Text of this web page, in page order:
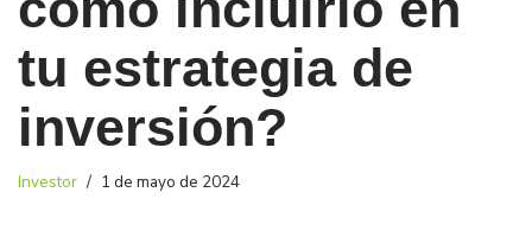
tu estrategia de
inversión?
Investor 1 de mayo de 2024